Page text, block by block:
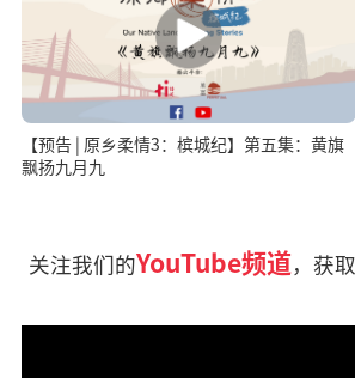
【预告 | 原乡柔情3：槟城纪】第五集：黄旗
飘扬九月九
关注我们的YouTube频道，获